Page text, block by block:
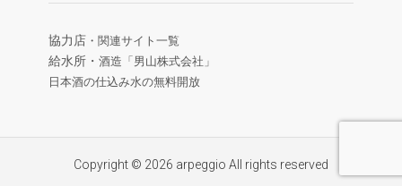
協力店 ・関連サイト一覧
給水所・ 酒造「男山株式会社」
日本酒の仕込み水の無料開放
Copyright © 2026 arpeggio All rights reserved